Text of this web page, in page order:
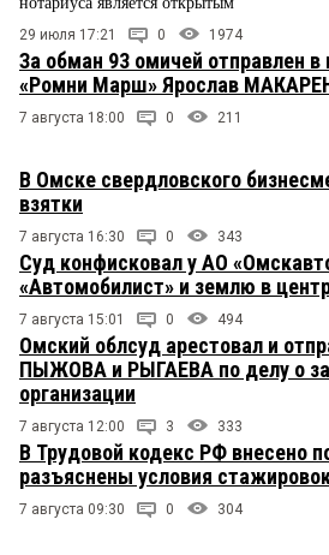
29 июля 17:21 0 1974
За обман 93 омичей отправлен
«Ромни Марш» Ярослав
7 августа 18:00 0 211
В Омске свердловского
взятки
7 августа 16:30 0 343
Суд конфисковал у АО
«Автомобилист» и землю в
7 августа 15:01 0 494
Омский облсуд арестовал и
ПЫЖОВА и РЫГАЕВА по делу о
организации
7 августа 12:00 3 333
В Трудовой кодекс РФ внесено
разъяснены условия
7 августа 09:30 0 304